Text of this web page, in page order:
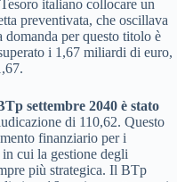
italiano collocare un
preventivata, che oscillava
per questo titolo è
i 1,67 miliardi di euro,
settembre 2040 è stato
di 110,62. Questo
finanziario per i
cui la gestione degli
più strategica. Il BTp